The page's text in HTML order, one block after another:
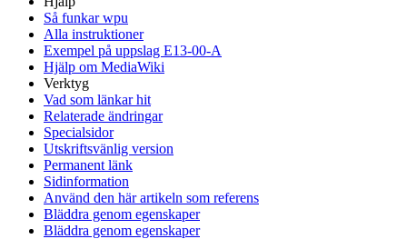
Så funkar wpu
Alla instruktioner
Exempel på uppslag E13-00-A
Hjälp om MediaWiki
Verktyg
Vad som länkar hit
Relaterade ändringar
Specialsidor
Utskriftsvänlig version
Permanent länk
Sidinformation
Använd den här artikeln som referens
Bläddra genom egenskaper
Bläddra genom egenskaper